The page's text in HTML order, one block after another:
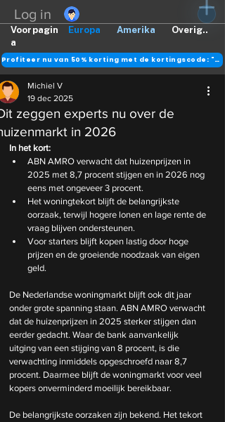
Log in
Europa Amerika Overig..
Voorpagin
a
Profiteer nu van 50% korting met de kortingscode: "DANK"
zeggen experts nu over de
in 2026
Michiel V
19 dec 2025
In het kort:
ABN AMRO verwacht dat huizenprijzen in
2025 met 8,7 procent stijgen en in 2026 nog
eens met ongeveer 3 procent.
Het woningtekort blijft de belangrijkste
oorzaak, terwijl hogere lonen en lage rente de
vraag blijven ondersteunen.
Voor starters blijft kopen lastig door hoge
prijzen en de groeiende noodzaak van eigen
geld.
De Nederlandse woningmarkt blijft ook dit jaar
onder grote spanning staan. ABN AMRO verwacht
dat de huizenprijzen in 2025 sterker stijgen dan
eerder gedacht. Waar de bank aanvankelijk
uitging van een stijging van 8 procent, is die
verwachting inmiddels opgeschroefd naar 8,7
procent. Daarmee blijft de woningmarkt voor veel
kopers onverminderd moeilijk bereikbaar.
De belangrijkste oorzaken zijn bekend. Het tekort